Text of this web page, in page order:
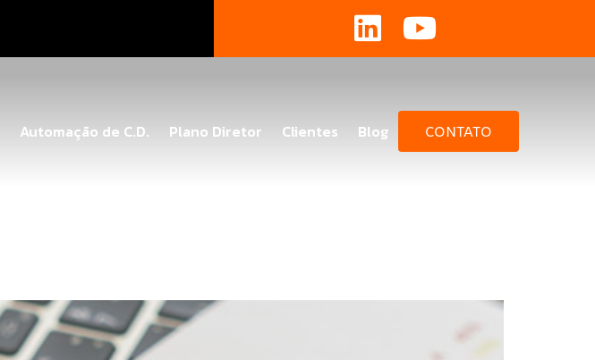
Automação de C.D. Plano Diretor Clientes Blog CONTATO